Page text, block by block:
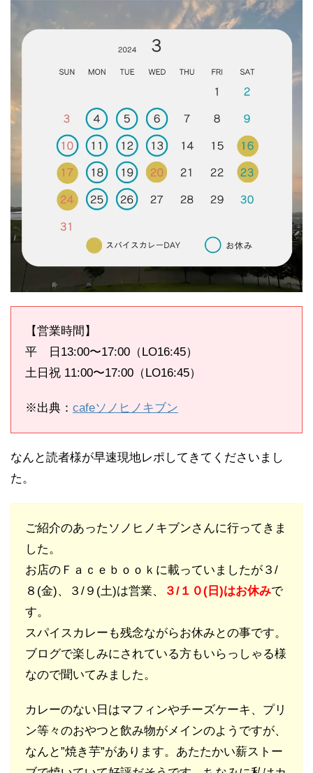
【営業時間】
平 日13:00〜17:00（LO16:45）
土日祝 11:00〜17:00（LO16:45）
※出典： cafeソノヒノキブン
なんと読者様が早速現地レポしてきてくださいまし
た。
ご紹介のあったソノヒノキブンさんに行ってきま
した。
お店のＦａｃｅｂｏｏｋに載っていましたが３/
８(金)、３/９(土)は営業、
３/１０(日)はお休みで
す。
スパイスカレーも残念ながらお休みとの事です。
ブログで楽しみにされている方もいらっしゃる様
なので聞いてみました。
カレーのない日はマフィンやチーズケーキ、プリ
ン等々のおやつと飲み物がメインのようですが、
なんと”焼き芋”があります。あたたかい薪ストー